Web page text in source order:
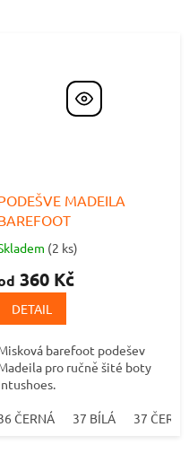
MADEILA
5,0
(2 ks)
360 Kč
DETAIL
barefoot podešev
pro ručně šité boty
ČERNÁ 37 BÍLÁ 37